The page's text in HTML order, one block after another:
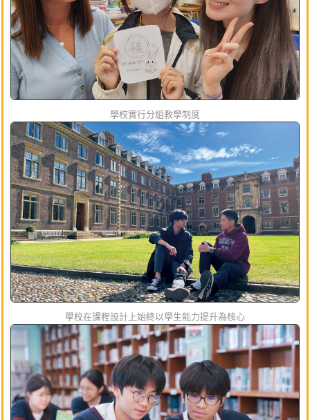
學校實行分組教學制度
學校在課程設計上始終以學生能力提升為核心